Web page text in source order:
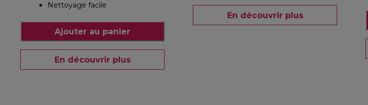
Nettoyage facile
Ajouter au panier
En découvrir plus
En découvrir plus